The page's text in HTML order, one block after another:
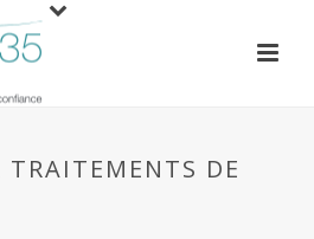
TRAITEMENTS DE